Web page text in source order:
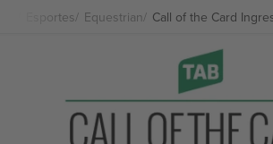
Esportes Equestrian Call of the CardEntrar